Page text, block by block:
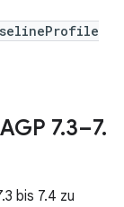
7.3–7.
bis 7.4 zu